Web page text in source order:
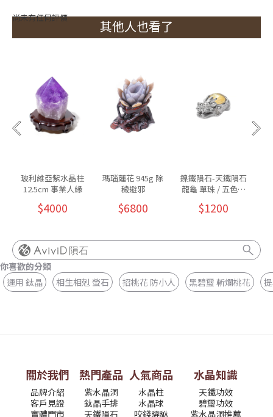
尚未有任何評價 其他人也看了
玻利維亞紫水晶柱
12.5cm 事業人緣
$4000
瑪瑙蓮花 945g 除
穢避邪
$6800
鎳鐵隕石-天鐵隕石
龍龜 單珠 / 五色可
$1200
隕石
你喜歡的分類
運用 鈦晶
相生相剋 螢石 招桃花 防小人 黑碧璽 斬爛桃花
關於我們
品牌介紹
客戶見證
實體門市
熱門產品
紫水晶洞
鈦晶手排
天鐵隕石
人氣商品
水晶柱
水晶球
咬錢貔貅
水晶知識
天鐵功效
碧璽功效
紫水晶洞推薦